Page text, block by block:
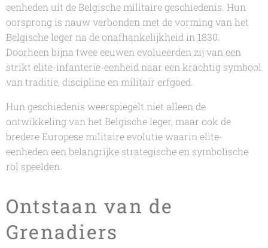
eenheden uit de Belgische militaire geschiedenis. Hun
oorsprong is nauw verbonden met de vorming van het
Belgische leger na de onafhankelijkheid in 1830.
Doorheen bijna twee eeuwen evolueerden zij van een
strikt elite-infanterie-eenheid naar een krachtig symbool
van traditie, discipline en militair erfgoed.
Hun geschiedenis weerspiegelt niet alleen de
ontwikkeling van het Belgische leger, maar ook de
bredere Europese militaire evolutie waarin elite-
eenheden een belangrijke strategische en symbolische
rol speelden.
Ontstaan van de
Grenadiers